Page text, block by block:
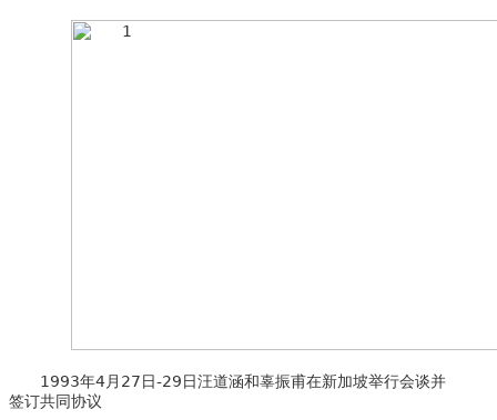
1993年4月27日-29日汪道涵和辜振甫在新加坡举行会谈并
签订共同协议